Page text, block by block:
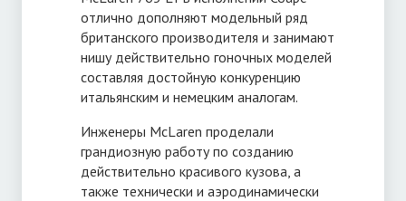
отлично дополняют модельный ряд
британского производителя и занимают
нишу действительно гоночных моделей
составляя достойную конкуренцию
итальянским и немецким аналогам.
Инженеры McLaren проделали
грандиозную работу по созданию
действительно красивого кузова, а
также технически и аэродинамически